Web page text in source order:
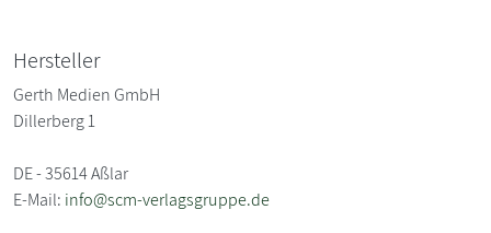
Hersteller
Gerth Medien GmbH
Dillerberg 1
DE - 35614 Aßlar
E-Mail: info@scm-verlagsgruppe.de